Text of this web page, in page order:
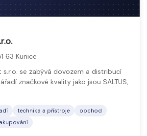
63 Kunice
s.r.o. se zabývá dovozem a distribucí
značkové kvality jako jsou SALTUS,
technika a přístroje
obchod